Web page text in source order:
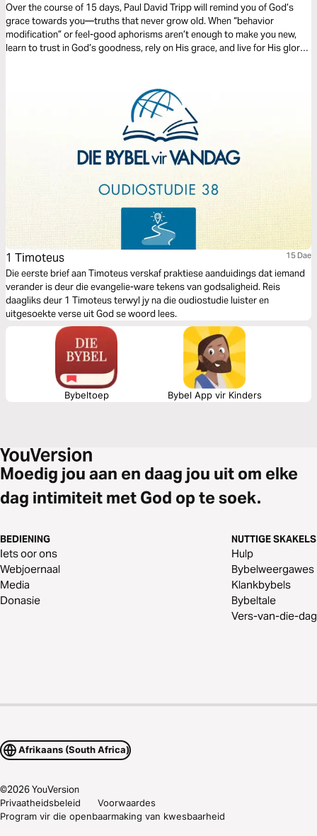
Over the course of 15 days, Paul David Tripp will remind you of God’s
grace towards you—truths that never grow old. When “behavior
modification” or feel-good aphorisms aren’t enough to make you new,
learn to trust in God’s goodness, rely on His grace, and live for His glory
1 Timoteus 15 Dae
Die eerste brief aan Timoteus verskaf praktiese aanduidings dat iemand
verander is deur die evangelie-ware tekens van godsaligheid. Reis
daagliks deur 1 Timoteus terwyl jy na die oudiostudie luister en
uitgesoekte verse uit God se woord lees.
Bybeltoep Bybel App vir Kinders
Moedig jou aan en daag jou uit om elke
dag intimiteit met God op te soek.
BEDIENING
Iets oor ons
Webjoernaal
Media
Donasie
NUTTIGE SKAKELS
Hulp
Bybelweergawes
Klankbybels
Bybeltale
Vers-van-die-dag
Afrikaans (South Africa)
©2026YouVersion
Privaatheidsbeleid
Voorwaardes
Program vir die openbaarmaking van kwesbaarheid